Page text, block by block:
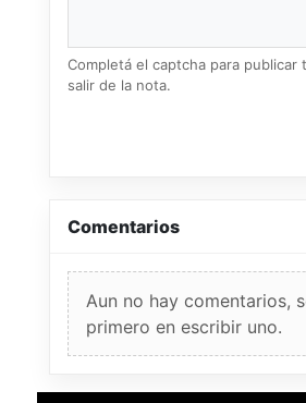
Completá el captcha para publicar
salir de la nota.
Comentarios
Aun no hay comentarios,
primero en escribir uno.